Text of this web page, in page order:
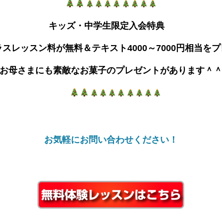
キッズ・中学生限定入会特典
レッスン料が無料＆テキスト4000～7000円相当を
お母さまにも素敵なお菓子のプレゼントがあります＾＾
お気軽にお問い合わせください！